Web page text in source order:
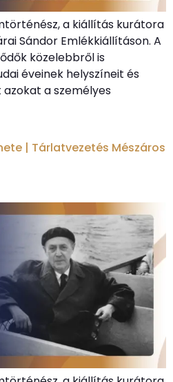
a kiállítás kurátora
Sándor Emlékkiállításon. A
közelebbről is
éveinek helyszíneit és
a személyes
| Tárlatvezetés Mészáros